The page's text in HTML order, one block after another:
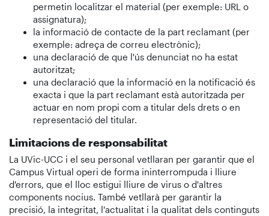
permetin localitzar el material (per exemple: URL o
assignatura);
la informació de contacte de la part reclamant (per
exemple: adreça de correu electrònic);
una declaració de que l'ús denunciat no ha estat
autoritzat;
una declaració que la informació en la notificació és
exacta i que la part reclamant està autoritzada per
actuar en nom propi com a titular dels drets o en
representació del titular.
Limitacions de responsabilitat
La UVic-UCC i el seu personal vetllaran per garantir que el
Campus Virtual operi de forma ininterrompuda i lliure
d'errors, que el lloc estigui lliure de virus o d'altres
components nocius. També vetllarà per garantir la
precisió, la integritat, l'actualitat i la qualitat dels continguts